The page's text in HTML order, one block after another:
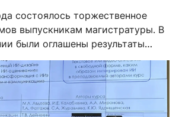
состоялось торжественное
выпускникам магистратуры. В
были оглашены результаты
магистерскую диссертацию